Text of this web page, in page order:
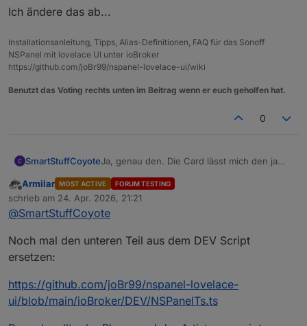
Ich ändere das ab...
Installationsanleitung, Tipps, Alias-Definitionen, FAQ für das Sonoff
NSPanel mit lovelace UI unter ioBroker
https://github.com/joBr99/nspanel-lovelace-ui/wiki
Benutzt das Voting rechts unten im Beitrag wenn er euch geholfen hat.
0
SmartStuffCoyoteJa, genau den. Die Card lässt mich den ja
nirgendwo. Ich würd aber gern wissen, ob
ich Bad oder Esszimmer steuere. :)
Offline
Armilar MOST ACTIVE FORUM TESTING
schrieb am 24. Apr. 2026, 21:21
zuletzt editiert von
@SmartStuffCoyote
Noch mal den unteren Teil aus dem DEV Script
ersetzen:
https://github.com/joBr99/nspanel-lovelace-
ui/blob/main/ioBroker/DEV/NSPanelTs.ts